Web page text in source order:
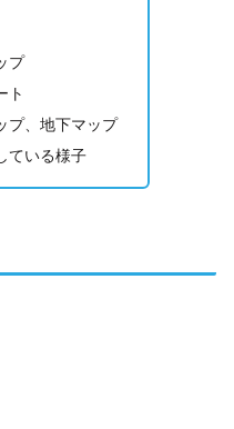
プ
ト
プ、地下マップ
ている様子